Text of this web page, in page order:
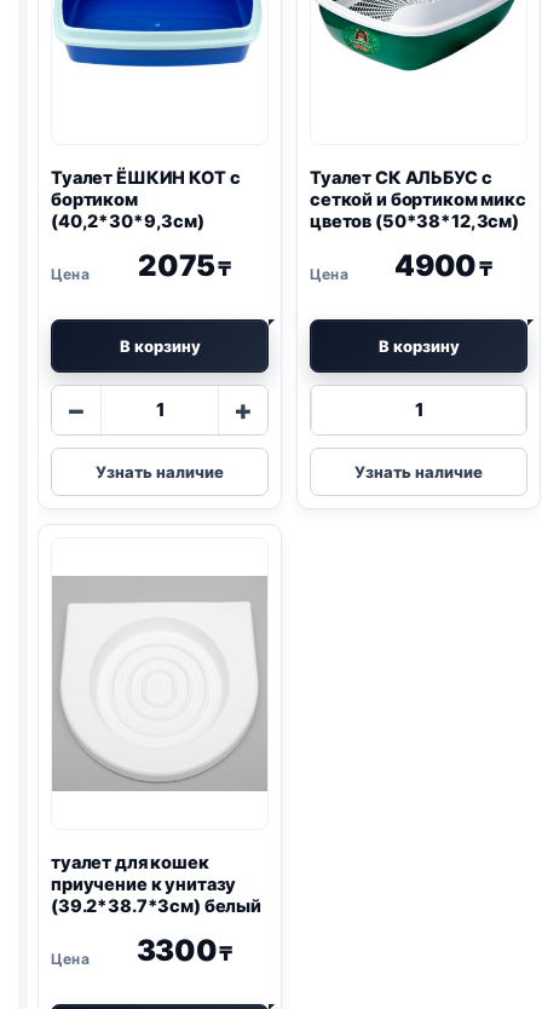
Туалет ЁШКИН КОТ с
бортиком
(40,2*30*9,3см)
2075₸
В корзину
−
Количество
Туалет
ЁШКИН
КОТ
+
Узнать наличие
Туалет СК АЛЬБУС с
сеткой и бортиком микс
цветов (50*38*12,3см)
4900₸
В корзину
Количество
Туалет
СК
АЛЬБУС
Узнать наличие
туалет для кошек
приучение к унитазу
(39.2*38.7*3см) белый
3300₸